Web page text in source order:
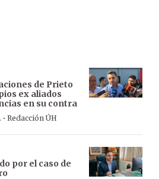
de Prieto
ex aliados
en su contra
· Redacción ÚH
por el caso de